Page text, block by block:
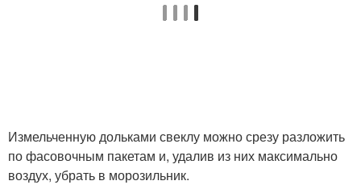
Измельченную дольками свеклу можно срезу разложить
по фасовочным пакетам и, удалив из них максимально
воздух, убрать в морозильник.